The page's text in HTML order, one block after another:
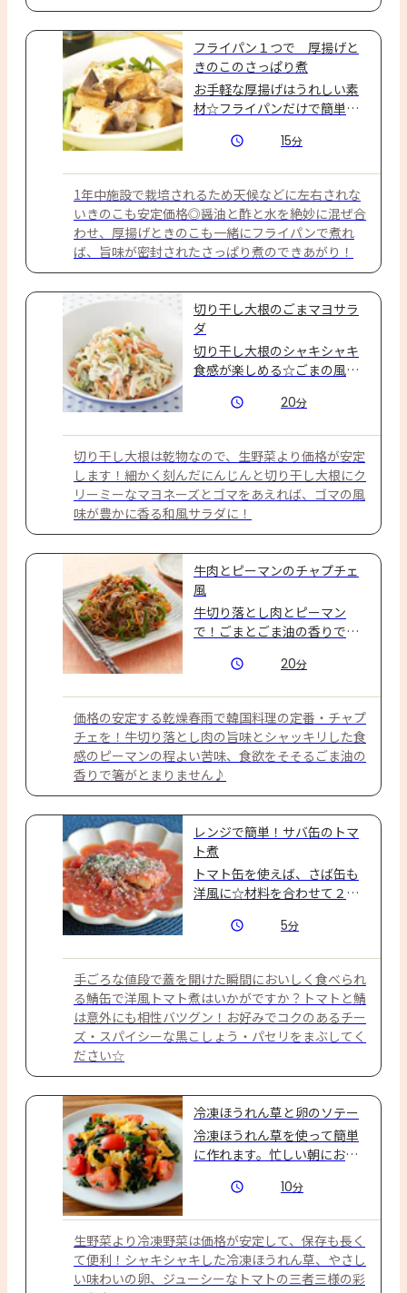
フライパン１つで 厚揚げと
きのこのさっぱり煮
お手軽な厚揚げはうれしい素
材☆フライパンだけで簡単に
15分
1年中施設で栽培されるため天候などに左右されな
いきのこも安定価格◎醤油と酢と水を絶妙に混ぜ合
わせ、厚揚げときのこも一緒にフライパンで煮れ
ば、旨味が密封されたさっぱり煮のできあがり！
切り干し大根のごまマヨサラ
ダ
切り干し大根のシャキシャキ
食感が楽しめる☆ごまの風味
マヨの組み合わせで子どもも
20分
切り干し大根は乾物なので、生野菜より価格が安定
します！細かく刻んだにんじんと切り干し大根にク
リーミーなマヨネーズとゴマをあえれば、ゴマの風
味が豊かに香る和風サラダに！
牛肉とピーマンのチャプチェ
風
牛切り落とし肉とピーマン
で！ごまとごま油の香りで食
チェプチェ風
20分
価格の安定する乾燥春雨で韓国料理の定番・チャプ
チェを！牛切り落とし肉の旨味とシャッキリした食
感のピーマンの程よい苦味、食欲をそそるごま油の
香りで箸がとまりません♪
レンジで簡単！サバ缶のトマ
ト煮
トマト缶を使えば、さば缶も
洋風に☆材料を合わせて２分
5分
手ごろな値段で蓋を開けた瞬間においしく食べられ
る鯖缶で洋風トマト煮はいかがですか？トマトと鯖
は意外にも相性バツグン！お好みでコクのあるチー
ズ・スパイシーな黒こしょう・パセリをまぶしてく
ださい☆
冷凍ほうれん草と卵のソテー
冷凍ほうれん草を使って簡単
に作れます。忙しい朝におす
10分
生野菜より冷凍野菜は価格が安定して、保存も長く
て便利！シャキシャキした冷凍ほうれん草、やさし
い味わいの卵、ジューシーなトマトの三者三様の彩